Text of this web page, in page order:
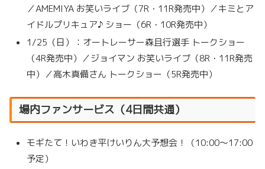
／AMEMIYA お笑いライブ（7R・11R発売中）／キミとア
イドルプリキュア♪ ショー（6R・10R発売中）
1/25（日）：オートレーサー森且行選手 トークショー
（4R発売中）／ジョイマン お笑いライブ（8R・11R発売
中）／高木真備さん トークショー（5R発売中）
場内ファンサービス（4日間共通）
モギたて！いわき平けいりん大予想会！（10:00〜17:00
予定）